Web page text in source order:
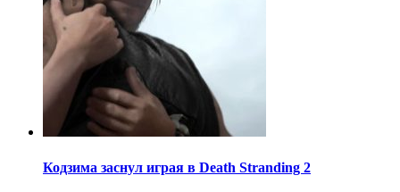
Кодзима заснул играя в Death Stranding 2